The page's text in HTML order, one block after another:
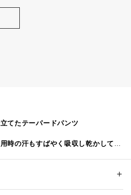
てたテーパードパンツ
時の汗もすばやく吸収し乾かしてく
ーコード付きのイージー仕様